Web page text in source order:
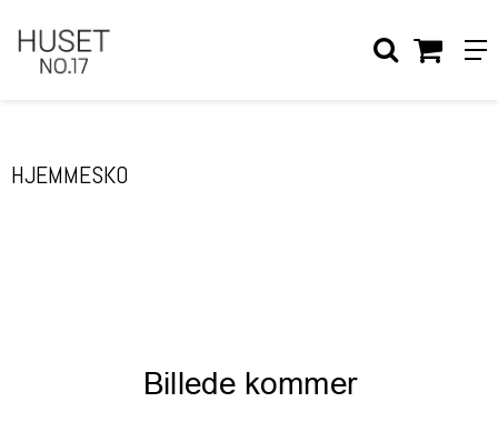
Forside / Shop /
HJEMMESKO